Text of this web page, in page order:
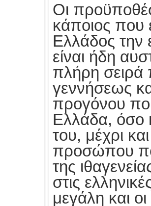
Οι
κάποιος που
Ελλάδος την
είναι ήδη
πλήρη σειρά
γεννήσεως
προγόνου
Ελλάδα, όσο
του, μέχρι
προσώπου
της
στις
μεγάλη και